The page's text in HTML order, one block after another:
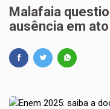
Malafaia
ausência em